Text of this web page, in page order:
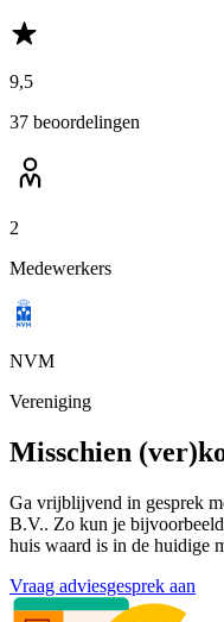
9,5
37 beoordelingen
2
Medewerkers
NVM
Vereniging
Misschien
Ga vrijblijvend in gesprek
B.V.. Zo kun je
huis waard is in de huidige
Vraag adviesgesprek aan